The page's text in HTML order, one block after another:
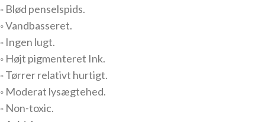
◦ Blød penselspids.
◦ Vandbasseret.
◦ Ingen lugt.
◦ Højt pigmenteret Ink.
◦ Tørrer relativt hurtigt.
◦ Moderat lysægtehed.
◦ Non-toxic.